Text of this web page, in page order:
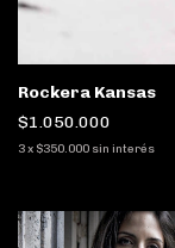
Rockera Kansas
$1.050.000
3x $350.000 sin interés